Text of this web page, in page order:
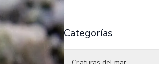
Categorías